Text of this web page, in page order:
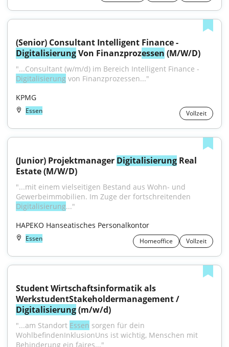
Digitalisierung Von Finanzprozessen (M/W/D)
Digitalisierung von Finanzprozessen..."
KPMG
Essen Vollzeit
(Junior) Projektmanager Digitalisierung Real
Estate (M/W/D)
"...mit einem vielseitigen Bestand aus Wohn- und
Digitalisierung..."
HAPEKO Hanseatisches Personalkontor
Essen Homeoffice Vollzeit
Student Wirtschaftsinformatik als
Digitalisierung (m/w/d)
"...am Standort Essen sorgen für dein
WohlbefindenInklusionUns ist wichtig, Menschen mit
Behinderung ein faires..."